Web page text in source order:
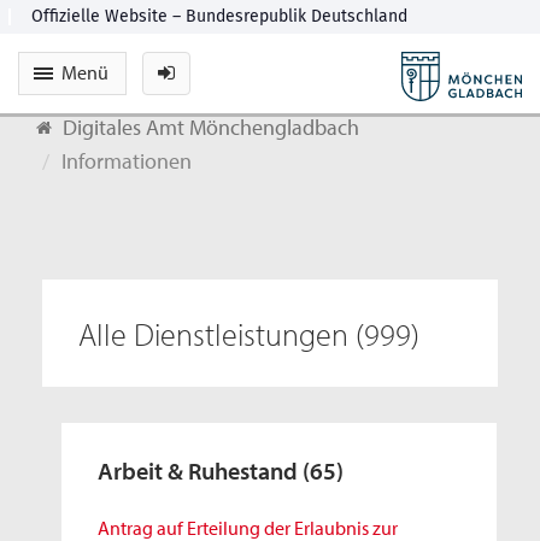
Menü
Digitales Amt Mönchengladbach
Informationen
Alle Dienstleistungen (999)
Arbeit & Ruhestand (65)
Antrag auf Erteilung der Erlaubnis zur